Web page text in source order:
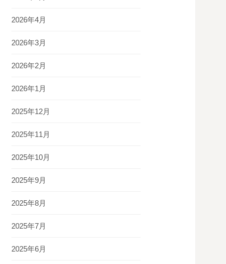
2026年4月
2026年3月
2026年2月
2026年1月
2025年12月
2025年11月
2025年10月
2025年9月
2025年8月
2025年7月
2025年6月